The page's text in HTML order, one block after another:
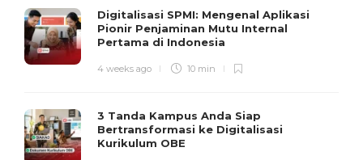
Digitalisasi SPMI: Mengenal Aplikasi
Pionir Penjaminan Mutu Internal
Pertama di Indonesia
4 weeks ago 10 min
3 Tanda Kampus Anda Siap
Bertransformasi ke Digitalisasi
Kurikulum OBE